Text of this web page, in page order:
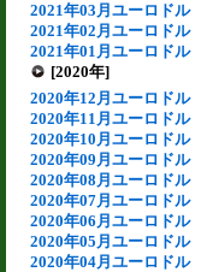
2021年03月ユーロドル
2021年02月ユーロドル
2021年01月ユーロドル
[2020年]
2020年12月ユーロドル
2020年11月ユーロドル
2020年10月ユーロドル
2020年09月ユーロドル
2020年08月ユーロドル
2020年07月ユーロドル
2020年06月ユーロドル
2020年05月ユーロドル
2020年04月ユーロドル